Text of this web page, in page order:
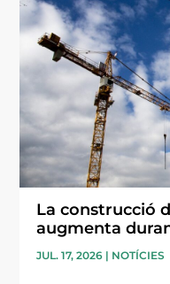
La construcció
augmenta
JUL. 17, 2026 | NOTÍCIES